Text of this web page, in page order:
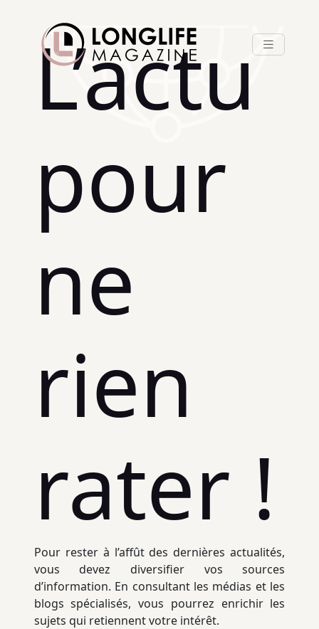
L’actu
pour
ne
rien
rater !
Pour rester à l’affût des dernières actualités,
vous devez diversifier vos sources
d’information. En consultant les médias et les
blogs spécialisés, vous pourrez enrichir les
sujets qui retiennent votre intérêt.